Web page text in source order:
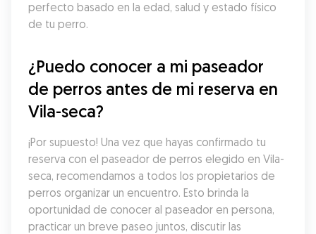
perfecto basado en la edad, salud y estado físico
de tu perro.
¿Puedo conocer a mi paseador
de perros antes de mi reserva en
Vila-seca?
¡Por supuesto! Una vez que hayas confirmado tu
reserva con el paseador de perros elegido en Vila-
seca, recomendamos a todos los propietarios de
perros organizar un encuentro. Esto brinda la
oportunidad de conocer al paseador en persona,
practicar un breve paseo juntos, discutir las